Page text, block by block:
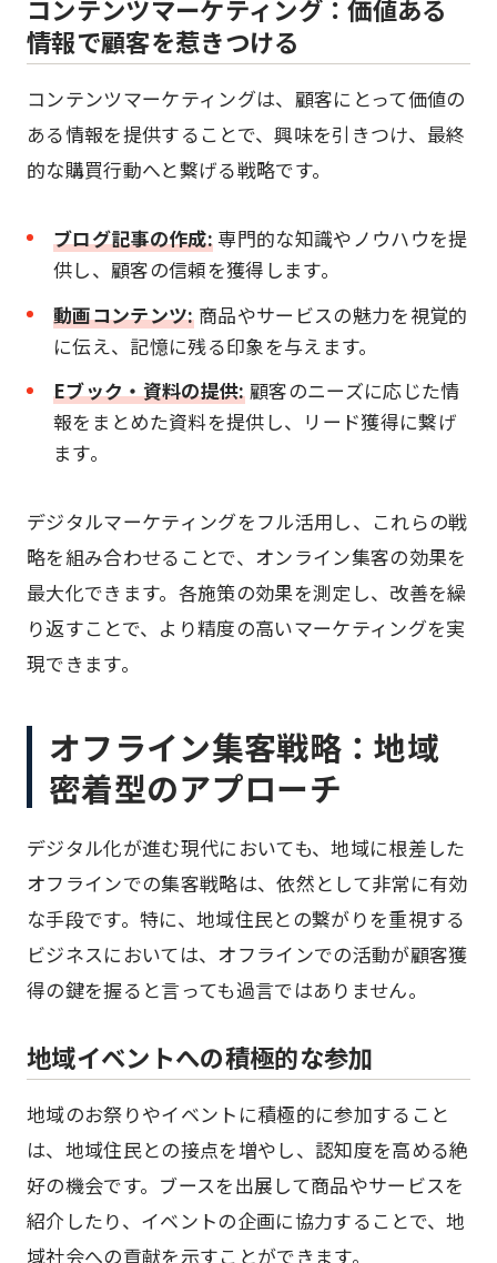
コンテンツマーケティング：価値ある
情報で顧客を惹きつける
コンテンツマーケティングは、顧客にとって価値の
ある情報を提供することで、興味を引きつけ、最終
的な購買行動へと繋げる戦略です。
ブログ記事の作成:専門的な知識やノウハウを提
供し、顧客の信頼を獲得します。
動画コンテンツ:商品やサービスの魅力を視覚的
に伝え、記憶に残る印象を与えます。
Eブック・資料の提供:顧客のニーズに応じた情
報をまとめた資料を提供し、リード獲得に繋げ
ます。
デジタルマーケティングをフル活用し、これらの戦
略を組み合わせることで、オンライン集客の効果を
最大化できます。各施策の効果を測定し、改善を繰
り返すことで、より精度の高いマーケティングを実
現できます。
オフライン集客戦略：地域
密着型のアプローチ
デジタル化が進む現代においても、地域に根差した
オフラインでの集客戦略は、依然として非常に有効
な手段です。特に、地域住民との繋がりを重視する
ビジネスにおいては、オフラインでの活動が顧客獲
得の鍵を握ると言っても過言ではありません。
地域イベントへの積極的な参加
地域のお祭りやイベントに積極的に参加すること
は、地域住民との接点を増やし、認知度を高める絶
好の機会です。ブースを出展して商品やサービスを
紹介したり、イベントの企画に協力することで、地
域社会への貢献を示すことができます。